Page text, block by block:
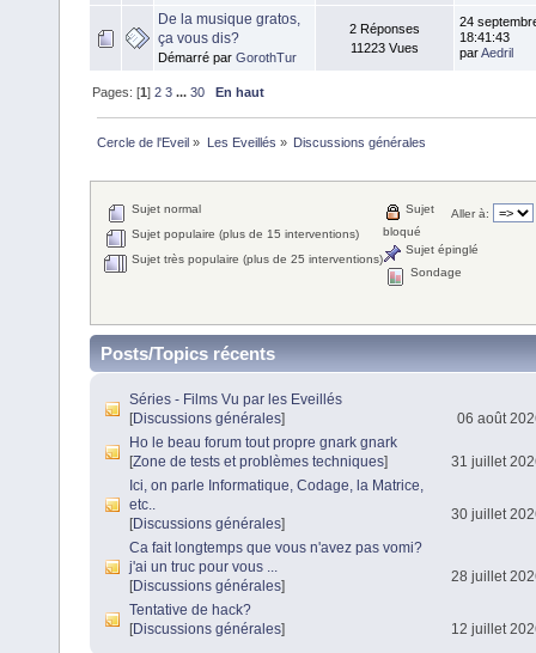
De la musique gratos,
ça vous dis?
Démarré par GorothTur
2 Réponses
11223 Vues
24
18:41:43
parAedril
Pages: [1]2 3 ...30 En haut
Cercle de l'Eveil » Les Eveillés » Discussions générales
Aller à:
Sujet normal
Sujet populaire (plus de 15 interventions)
Sujet très populaire (plus de 25 interventions)
Sujet
bloqué
Sujet épinglé
Sondage
Posts/Topics récents
Séries - Films Vu par les Eveillés
[Discussions générales]
06 août
Ho le beau forum tout propre gnark gnark
[Zone de tests et problèmes techniques]
31 juillet
Ici, on parle Informatique, Codage, la Matrice,
etc..
[Discussions générales]
30 juillet
Ca fait longtemps que vous n'avez pas vomi?
j'ai un truc pour vous ...
[Discussions générales]
28 juillet
Tentative de hack?
[Discussions générales] 12 juillet